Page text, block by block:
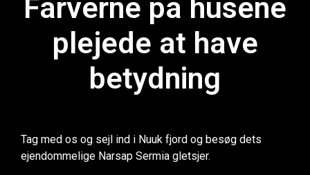
Farverne på husene
plejede at have
betydning
Tag med os og sejl ind i Nuuk fjord og besøg dets
ejendommelige Narsap Sermia gletsjer.